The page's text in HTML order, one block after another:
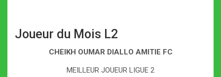
Joueur du Mois L2
CHEIKH OUMAR DIALLO AMITIE FC
MEILLEUR JOUEUR LIGUE 2